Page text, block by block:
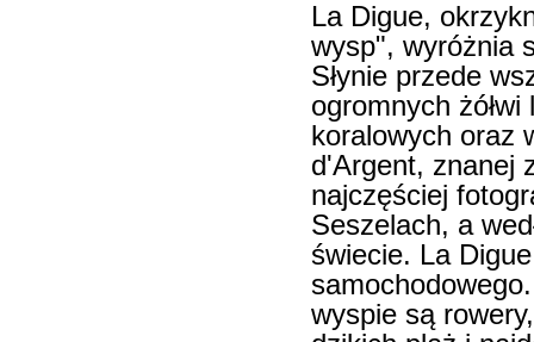
La Digue,
wysp", wyróżnia
Słynie przede
ogromnych
koralowych oraz
d'Argent, znanej
najczęściej
Seszelach, a
świecie. La
wyspie są